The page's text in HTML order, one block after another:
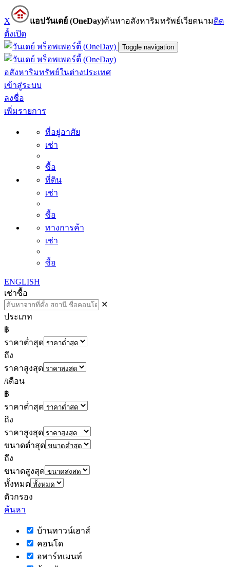
X แอปวันเดย์ (OneDay)ค้นหาอสังหาริมทรัพย์เวียดนามติด
ตั้งเปิด
Toggle navigation
อสังหาริมทรัพย์ในต่างประเทศ
เข้าสู่ระบบ
ลงชื่อ
เพิ่มรายการ
ที่อยู่อาศัย
เช่า
ซื้อ
ที่ดิน
เช่า
ซื้อ
ทางการค้า
เช่า
ซื้อ
ENGLISH
เช่าซื้อ
✕
ประเภท
฿
ราคาต่ำสุด
ถึง
ราคาสูงสุด
/เดือน
฿
ราคาต่ำสุด
ถึง
ราคาสูงสุด
ขนาดต่ำสุด
ถึง
ขนาดสูงสุด
ทั้งหมด
ตัวกรอง
ค้นหา
บ้านทาวน์เฮาส์
คอนโด
อพาร์ทเมนท์